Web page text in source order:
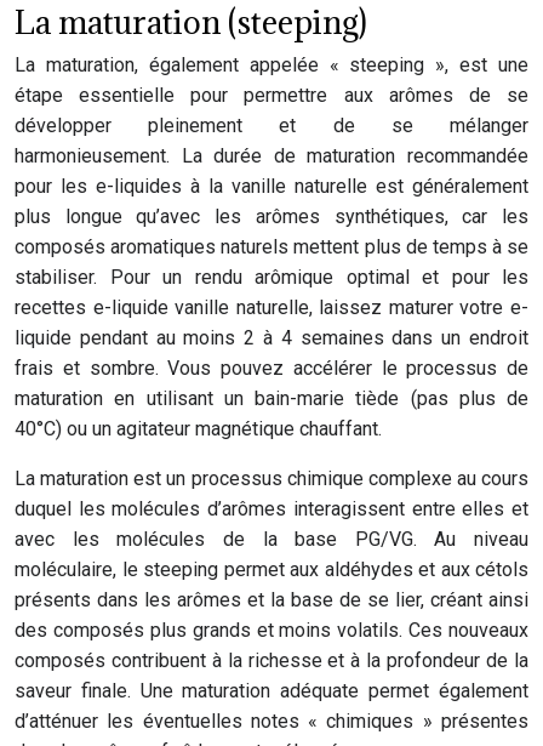
La maturation (steeping)
La maturation, également appelée « steeping », est une
étape essentielle pour permettre aux arômes de se
développer pleinement et de se mélanger
harmonieusement. La durée de maturation recommandée
pour les e-liquides à la vanille naturelle est généralement
plus longue qu’avec les arômes synthétiques, car les
composés aromatiques naturels mettent plus de temps à se
stabiliser. Pour un rendu arômique optimal et pour les
recettes e-liquide vanille naturelle, laissez maturer votre e-
liquide pendant au moins 2 à 4 semaines dans un endroit
frais et sombre. Vous pouvez accélérer le processus de
maturation en utilisant un bain-marie tiède (pas plus de
40°C) ou un agitateur magnétique chauffant.
La maturation est un processus chimique complexe au cours
duquel les molécules d’arômes interagissent entre elles et
avec les molécules de la base PG/VG. Au niveau
moléculaire, le steeping permet aux aldéhydes et aux cétols
présents dans les arômes et la base de se lier, créant ainsi
des composés plus grands et moins volatils. Ces nouveaux
composés contribuent à la richesse et à la profondeur de la
saveur finale. Une maturation adéquate permet également
d’atténuer les éventuelles notes « chimiques » présentes